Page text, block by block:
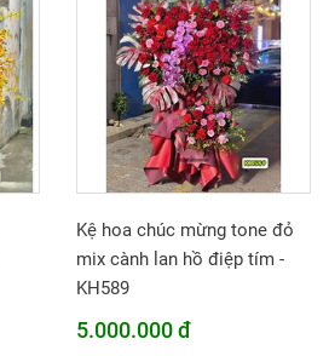
Kệ hoa chúc mừng tone đỏ
mix cành lan hồ điệp tím -
KH589
5.000.000 đ